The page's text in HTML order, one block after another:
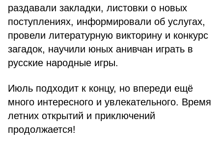
раздавали закладки, листовки о новых
поступлениях, информировали об услугах,
провели литературную викторину и конкурс
загадок, научили юных анивчан играть в
русские народные игры.
Июль подходит к концу, но впереди ещё
много интересного и увлекательного. Время
летних открытий и приключений
продолжается!